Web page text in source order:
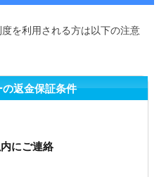
を利用される方は以下の注意
返金保証条件
にご連絡